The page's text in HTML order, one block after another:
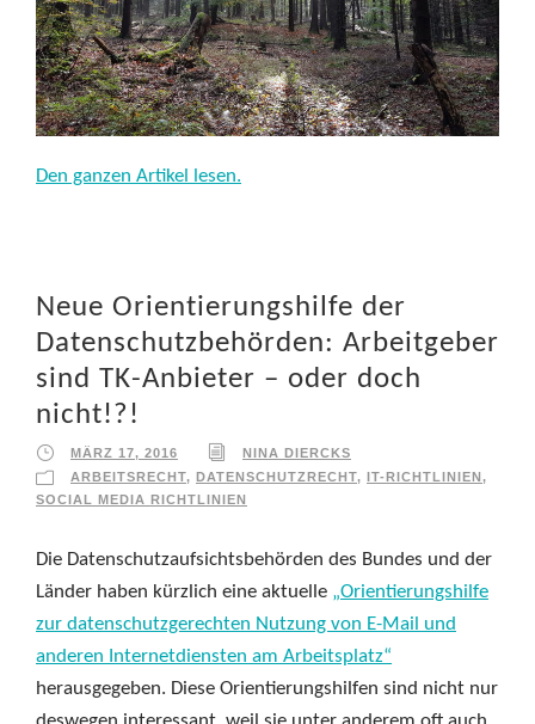
Den ganzen Artikel lesen.
Neue Orientierungshilfe der
Datenschutzbehörden: Arbeitgeber
sind TK-Anbieter – oder doch
nicht!?!
MÄRZ 17, 2016
NINA DIERCKS
ARBEITSRECHT, DATENSCHUTZRECHT, IT-RICHTLINIEN ,
SOCIAL MEDIA RICHTLINIEN
Die Datenschutzaufsichtsbehörden des Bundes und der
Länder haben kürzlich eine aktuelle „Orientierungshilfe
zur datenschutzgerechten Nutzung von E-Mail und
anderen Internetdiensten am Arbeitsplatz“
herausgegeben. Diese Orientierungshilfen sind nicht nur